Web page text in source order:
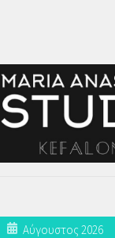
Αύγουστος 2026